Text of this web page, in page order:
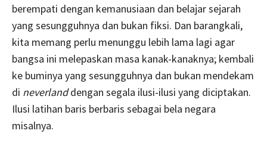
berempati dengan kemanusiaan dan belajar sejarah
yang sesungguhnya dan bukan fiksi. Dan barangkali,
kita memang perlu menunggu lebih lama lagi agar
bangsa ini melepaskan masa kanak-kanaknya; kembali
ke buminya yang sesungguhnya dan bukan mendekam
di neverlanddengan segala ilusi-ilusi yang diciptakan.
Ilusi latihan baris berbaris sebagai bela negara
misalnya.